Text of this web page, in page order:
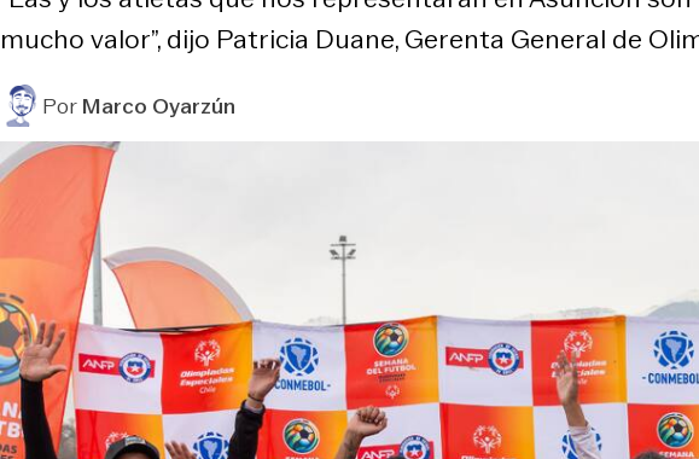
mucho valor”, dijo Patricia Duane, Gerenta General de
PorMarco Oyarzún